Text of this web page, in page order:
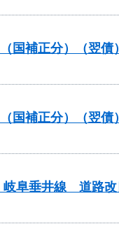
国補正分）（翌
国補正分）（翌
阜垂井線 道路改